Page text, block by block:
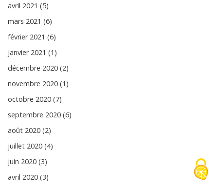
avril 2021 (5)
mars 2021 (6)
février 2021 (6)
janvier 2021 (1)
décembre 2020 (2)
novembre 2020 (1)
octobre 2020 (7)
septembre 2020 (6)
août 2020 (2)
juillet 2020 (4)
juin 2020 (3)
avril 2020 (3)